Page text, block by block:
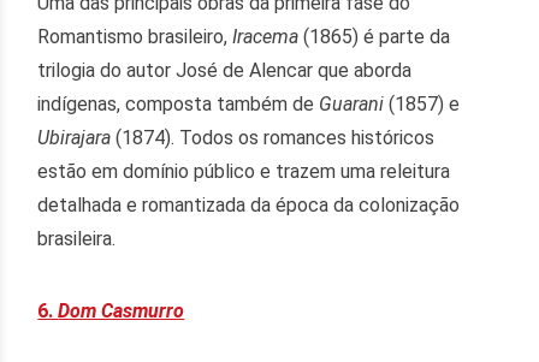
Romantismo brasileiro,Iracema (1865) é parte da
trilogia do autor José de Alencar que aborda
indígenas, composta também de Guarani(1857) e
Ubirajara (1874). Todos os romances históricos
estão em domínio público e trazem uma releitura
detalhada e romantizada da época da colonização
brasileira.
6.Dom Casmurro